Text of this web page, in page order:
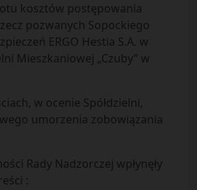
kosztów postępowania
pozwanych Sopockiego
ERGO Hestia S.A. w
Mieszkaniowej „Czuby” w
w ocenie Spółdzielni,
umorzenia zobowiązania
Rady Nadzorczej wpłynęły
: